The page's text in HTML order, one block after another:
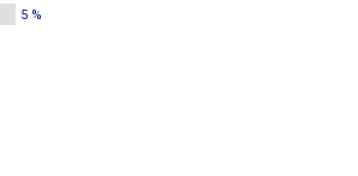
5 %